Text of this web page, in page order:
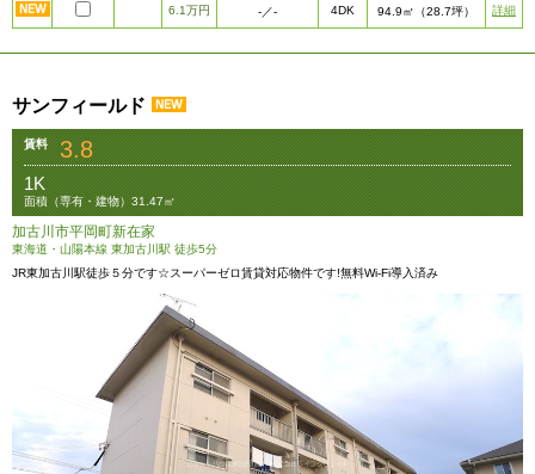
6.1万円 -／- 4DK 94.9㎡ （28.7坪） 詳細
サンフィールド
賃料 3.8
1K
面積（専有・建物）31.47㎡
加古川市平岡町新在家
東海道・山陽本線 東加古川駅 徒歩5分
JR東加古川駅徒歩５分です☆スーパーゼロ賃貸対応物件です!無料Wi-Fi導入済み